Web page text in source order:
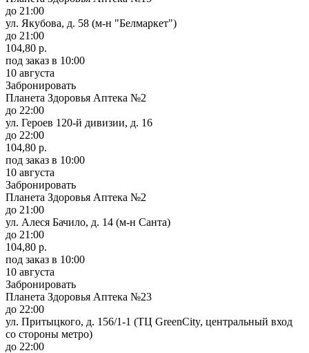
до 21:00
ул. Якубова, д. 58 (м-н "Белмаркет")
до 21:00
104,80 р.
под заказ в 10:00
10 августа
Забронировать
Планета Здоровья Аптека №2
до 22:00
ул. Героев 120-й дивизии, д. 16
до 22:00
104,80 р.
под заказ в 10:00
10 августа
Забронировать
Планета Здоровья Аптека №2
до 21:00
ул. Алеся Бачило, д. 14 (м-н Санта)
до 21:00
104,80 р.
под заказ в 10:00
10 августа
Забронировать
Планета Здоровья Аптека №23
до 22:00
ул. Притыцкого, д. 156/1-1 (ТЦ GreenCity, центральный вход
со стороны метро)
до 22:00